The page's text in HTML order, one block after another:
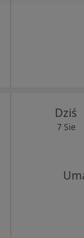
Dziś
7 Sie